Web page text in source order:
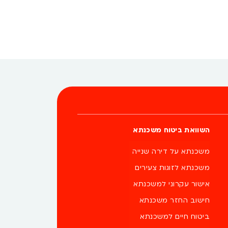
השוואת ביטוח משכנתא
משכנתא על דירה שנייה
משכנתא לזוגות צעירים
אישור עקרוני למשכנתא
חישוב החזר משכנתא
ביטוח חיים למשכנתא